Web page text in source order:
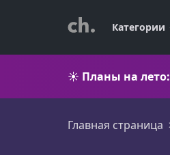
Категории
☀️ Планы на лето:
Главная страница